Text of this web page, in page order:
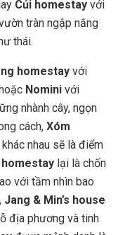
Củi homestay với
tràn ngập nắng
thái.
homestay với
Nomini với
nhành cây, ngọn
cách, Xóm
nhau sẽ là điểm
lại là chốn
với tầm nhìn bao
Jang & Min’s house
địa phương và tinh